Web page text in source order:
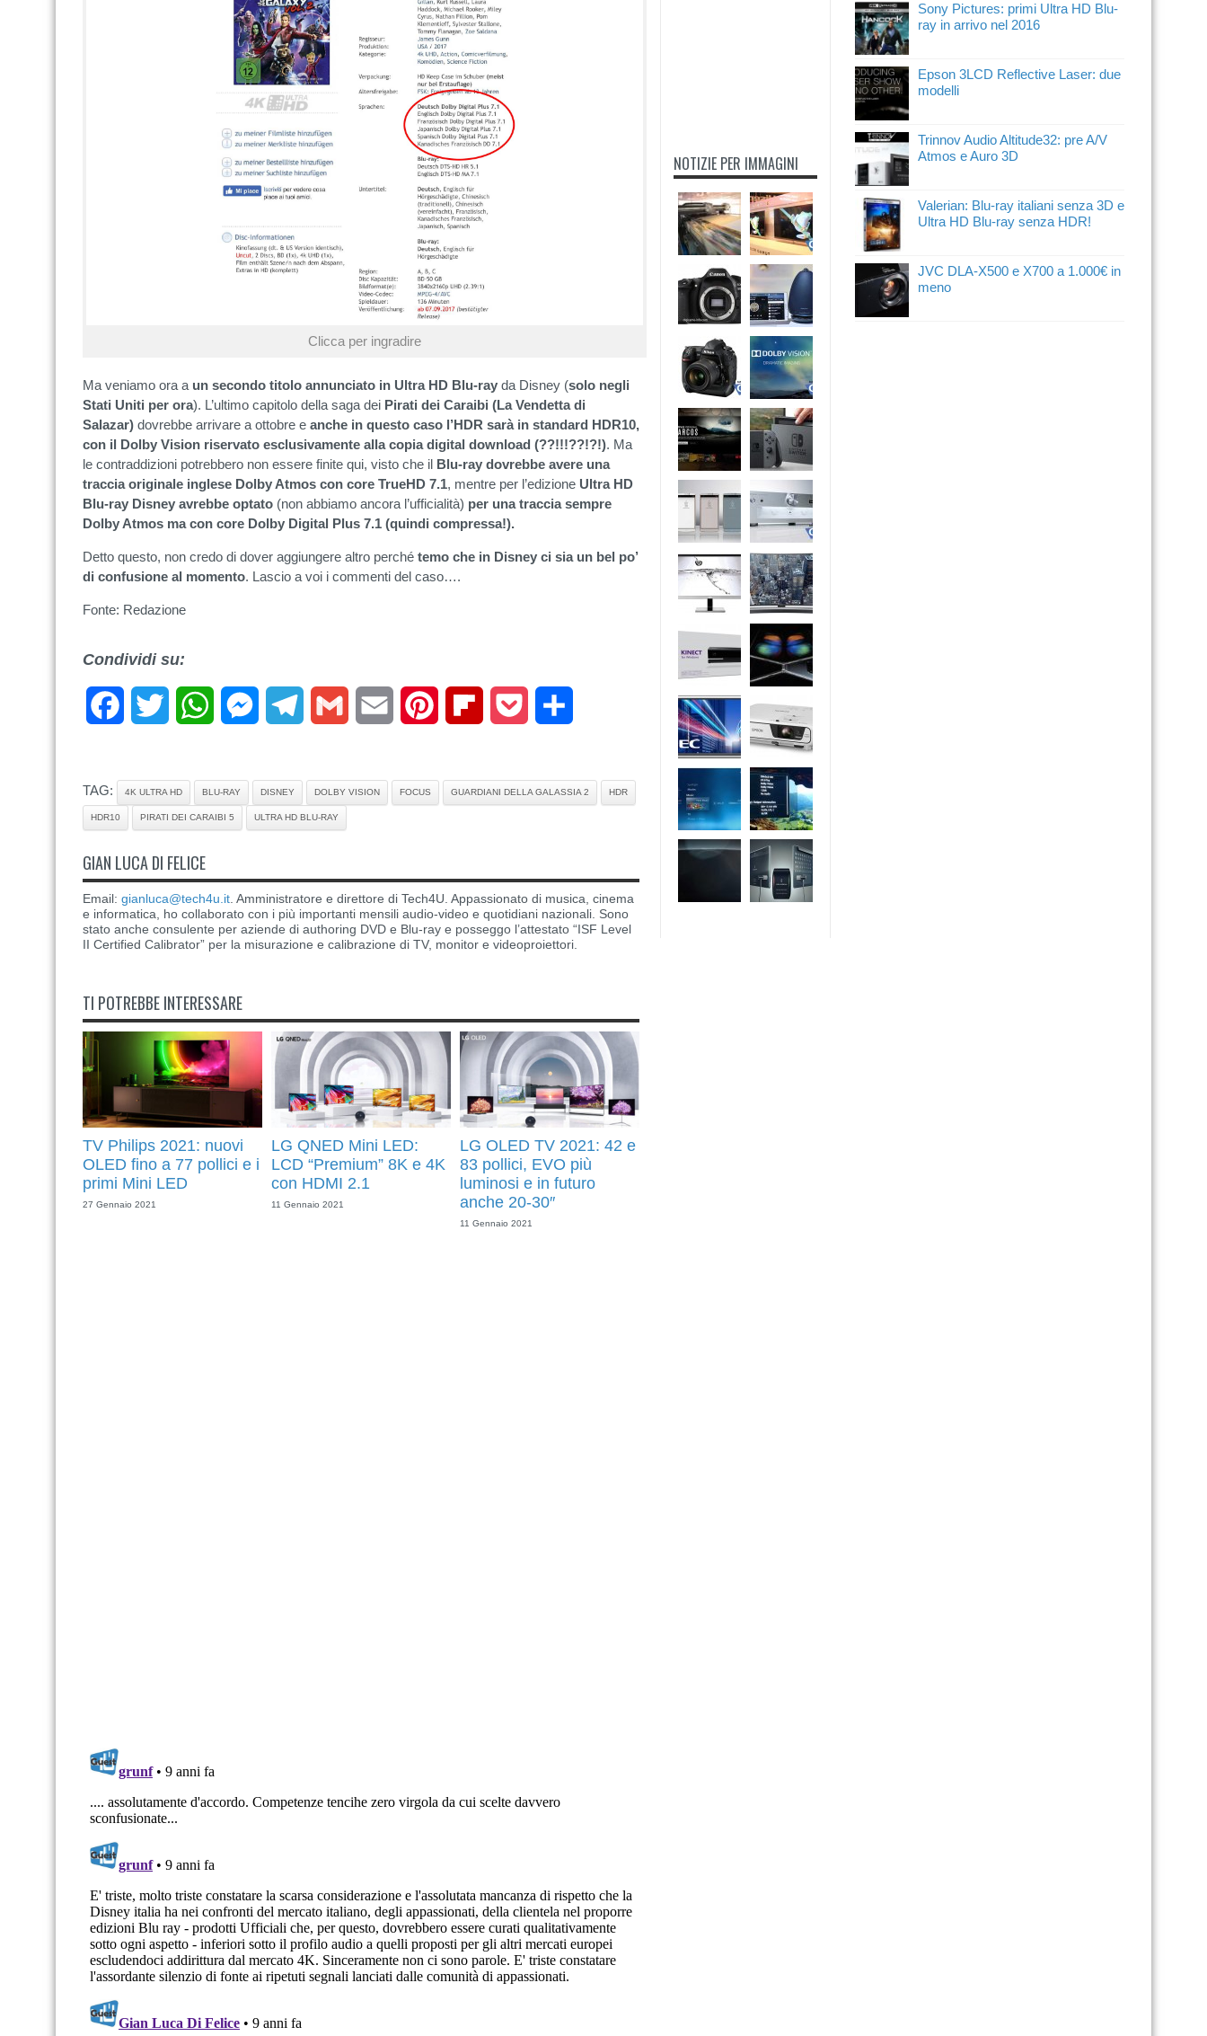
Clicca per ingradire
Ma veniamo ora a un secondo titolo annunciato in Ultra HD Blu-ray da Disney (solo negli
Stati Uniti per ora). L’ultimo capitolo della saga dei Pirati dei Caraibi (La Vendetta di
Salazar) dovrebbe arrivare a ottobre e anche in questo caso l’HDR sarà in standard HDR10,
con il Dolby Vision riservato esclusivamente alla copia digital download (??!!!??!?!). Ma
le contraddizioni potrebbero non essere finite qui, visto che il Blu-ray dovrebbe avere una
traccia originale inglese Dolby Atmos con core TrueHD 7.1, mentre per l’edizione Ultra HD
Blu-ray Disney avrebbe optato (non abbiamo ancora l’ufficialità) per una traccia sempre
Dolby Atmos ma con core Dolby Digital Plus 7.1 (quindi compressa!).
Detto questo, non credo di dover aggiungere altro perché temo che in Disney ci sia un bel po’
di confusione al momento. Lascio a voi i commenti del caso….
Fonte: Redazione
Condividi su:
FacebookTwitter WhatsAppMessengerTelegramGmail Email Pinterest FlipboardPocket
TAG: 4K ULTRA HD BLU-RAY DISNEY DOLBY VISION FOCUS GUARDIANI DELLA GALASSIA 2 HDR
HDR10 PIRATI DEI CARAIBI 5 ULTRA HD BLU-RAY
GIAN LUCA DI FELICE
Email: gianluca@tech4u.it. Amministratore e direttore di Tech4U. Appassionato di musica, cinema
e informatica, ho collaborato con i più importanti mensili audio-video e quotidiani nazionali. Sono
stato anche consulente per aziende di authoring DVD e Blu-ray e posseggo l’attestato “ISF Level
II Certified Calibrator” per la misurazione e calibrazione di TV, monitor e videoproiettori.
TI POTREBBE INTERESSARE
TV Philips 2021: nuovi
OLED fino a 77 pollici e i
primi Mini LED
27 Gennaio 2021
LG QNED Mini LED:
LCD “Premium” 8K e 4K
con HDMI 2.1
11 Gennaio 2021
LG OLED TV 2021: 42 e
83 pollici, EVO più
luminosi e in futuro
anche 20-30″
11 Gennaio 2021
NOTIZIE PER IMMAGINI
Sony Pictures: primi Ultra HD Blu-
ray in arrivo nel 2016
Epson 3LCD Reflective Laser: due
modelli
Trinnov Audio Altitude32: pre A/V
Atmos e Auro 3D
Valerian: Blu-ray italiani senza 3D e
Ultra HD Blu-ray senza HDR!
JVC DLA-X500 e X700 a 1.000€ in
meno